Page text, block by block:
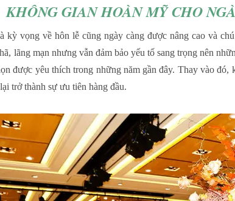
KHÔNG GIAN HOÀN MỸ CHO
kỳ vọng về hôn lễ cũng ngày càng được nâng cao và
lãng mạn nhưng vẫn đảm bảo yếu tố sang trọng nên
được yêu thích trong những năm gần đây. Thay vào đó,
trở thành sự ưu tiên hàng đầu.